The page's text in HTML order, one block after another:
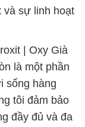
và sự linh hoạt
| Oxy Già
là một phần
sống hàng
tôi đảm bảo
đầy đủ và đa